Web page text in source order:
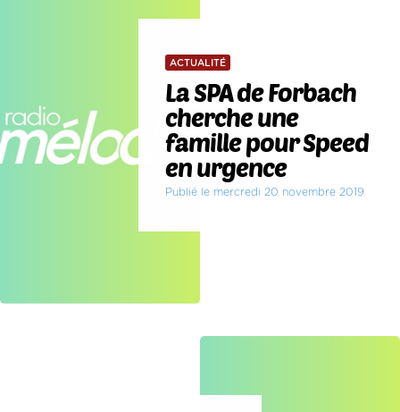
ACTUALITÉ
La SPA de Forbach
cherche une
famille pour Speed
en urgence
Publié le mercredi 20 novembre 2019